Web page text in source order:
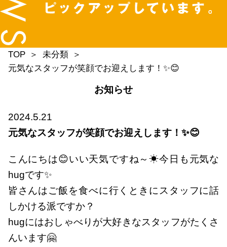
TOP
未分類
元気なスタッフが笑顔でお迎えします！✨😊
お知らせ
2024.5.21
元気なスタッフが笑顔でお迎えします！✨😊
こんにちは😊いい天気ですね～☀今日も元気な
hugです✨
皆さんはご飯を食べに行くときにスタッフに話
しかける派ですか？
hugにはおしゃべりが大好きなスタッフがたくさ
んいます🤗